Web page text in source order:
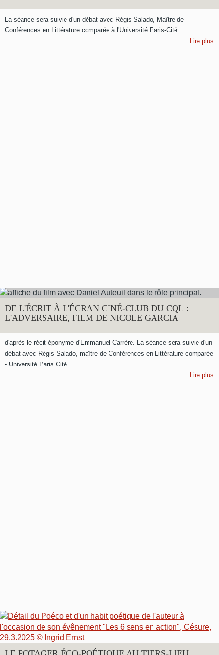
La séance sera suivie d'un débat avec Régis Salado, Maître de
Conférences en Littérature comparée à l'Université Paris-Cité.
Lire plus
DE L'ÉCRIT À L'ÉCRAN CINÉ-CLUB DU CQL :
L'ADVERSAIRE, FILM DE NICOLE GARCIA
d'après le récit éponyme d'Emmanuel Carrère. La séance sera suivie d'un
débat avec Régis Salado, maître de Conférences en Littérature comparée
- Université Paris Cité.
Lire plus
LE POTAGER ÉCO-POÉTIQUE AU TIERS-LIEU